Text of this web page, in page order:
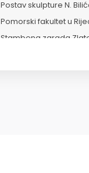
Postav skulpture N.
Pomorski fakultet u
Stambena zgrada